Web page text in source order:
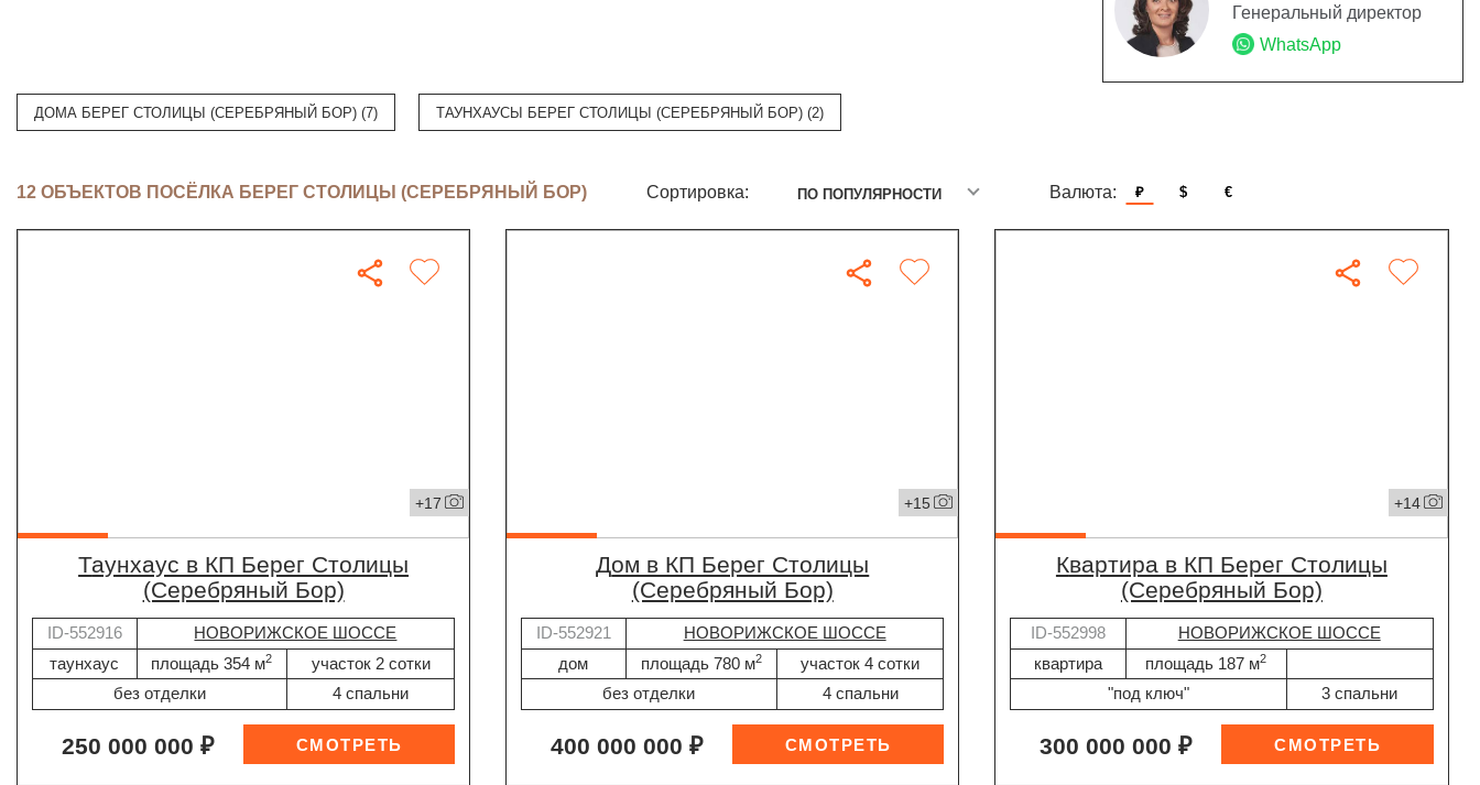
Генеральный директор
WhatsApp
ДОМА БЕРЕГ СТОЛИЦЫ (СЕРЕБРЯНЫЙ БОР) (7) ТАУНХАУСЫ БЕРЕГ СТОЛИЦЫ (СЕРЕБРЯНЫЙ БОР) (2)
12 ОБЪЕКТОВ ПОСЁЛКА БЕРЕГ СТОЛИЦЫ (СЕРЕБРЯНЫЙ БОР) Сортировка: ПО ПОПУЛЯРНОСТИ Валюта: ₽ $ €
+17
таунхаус в КП Берег Столицы
(Серебряный Бор)
ID-552916
НОВОРИЖСКОЕ ШОССЕ
таунхаус
площадь 354 м2
участок 2 сотки
без отделки
4 спальни
250 000 000 ₽
+15
дом в КП Берег Столицы
(Серебряный Бор)
ID-552921
НОВОРИЖСКОЕ ШОССЕ
дом
площадь 780 м2
участок 4 сотки
без отделки
4 спальни
400 000 000 ₽
+14
квартира в КП Берег Столицы
(Серебряный Бор)
ID-552998
НОВОРИЖСКОЕ ШОССЕ
квартира
площадь 187 м2
"под ключ" 3 спальни
300 000 000 ₽